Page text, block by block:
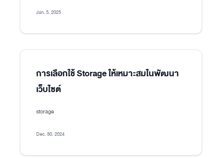
Jan. 5, 2025
การเลือกใช้ Storage ให้เหมาะสมในพัฒนา
เว็บไซต์
storage
Dec. 30, 2024